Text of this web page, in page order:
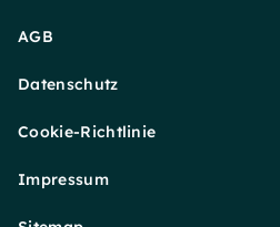
AGB
Datenschutz
Cookie-Richtlinie
Impressum